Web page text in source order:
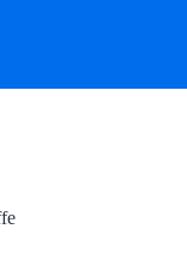
Aides Région